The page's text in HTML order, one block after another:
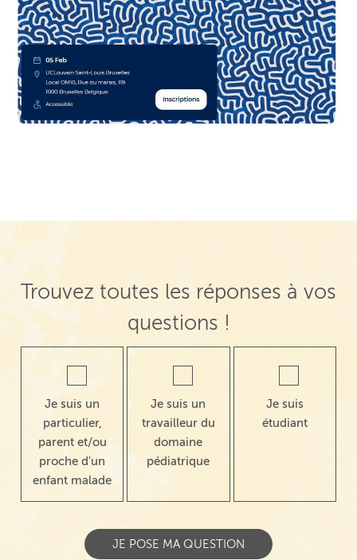
Trouvez toutes les réponses à vos
questions !
Je suis un
particulier,
parent et/ou
proche d'un
enfant malade
Je suis un
travailleur du
domaine
pédiatrique
Je suis
étudiant